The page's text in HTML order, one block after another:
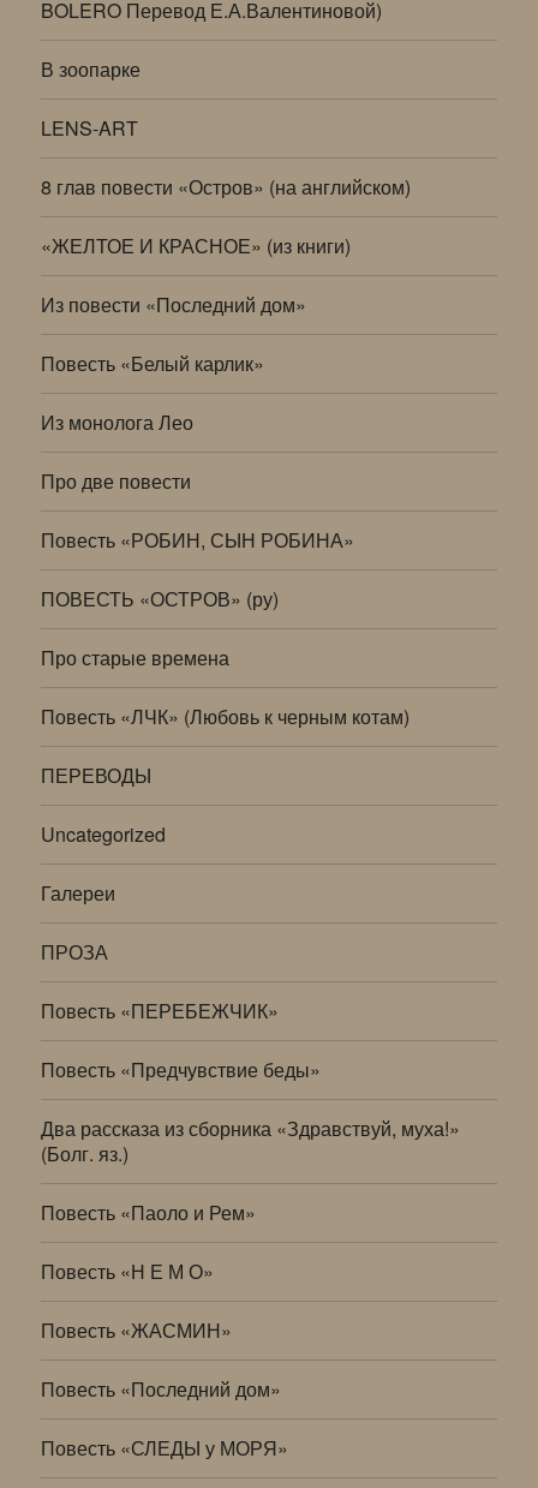
BOLERO Перевод Е.А.Валентиновой)
В зоопарке
LENS-ART
8 глав повести «Остров» (на английском)
«ЖЕЛТОЕ И КРАСНОЕ» (из книги)
Из повести «Последний дом»
Повесть «Белый карлик»
Из монолога Лео
Про две повести
Повесть «РОБИН, СЫН РОБИНА»
ПОВЕСТЬ «ОСТРОВ» (ру)
Про старые времена
Повесть «ЛЧК» (Любовь к черным котам)
ПЕРЕВОДЫ
Uncategorized
Галереи
ПРОЗА
Повесть «ПЕРЕБЕЖЧИК»
Повесть «Предчувствие беды»
Два рассказа из сборника «Здравствуй, муха!»
(Болг. яз.)
Повесть «Паоло и Рем»
Повесть «Н Е М О»
Повесть «ЖАСМИН»
Повесть «Последний дом»
Повесть «СЛЕДЫ у МОРЯ»